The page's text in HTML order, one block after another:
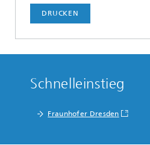
DRUCKEN
Schnelleinstieg
Fraunhofer Dresden